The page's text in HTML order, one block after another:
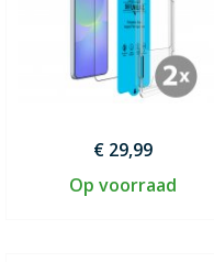
€ 29,99
Op voorraad